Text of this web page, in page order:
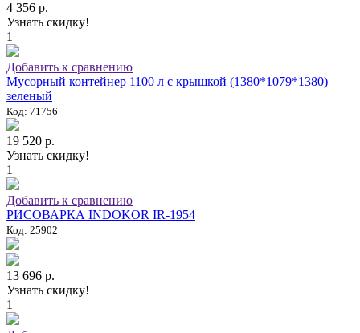
4 356 р.
Узнать скидку!
1
Добавить к сравнению
Мусорный контейнер 1100 л с крышкой (1380*1079*1380)
зеленый
Код: 71756
19 520 р.
Узнать скидку!
1
Добавить к сравнению
РИСОВАРКА INDOKOR IR-1954
Код: 25902
13 696 р.
Узнать скидку!
1